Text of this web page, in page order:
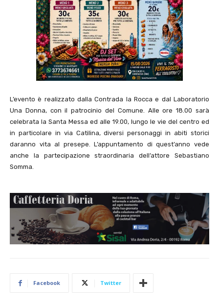
L’evento è realizzato dalla Contrada la Rocca e dal Laboratorio
Una Donna, con il patrocinio del Comune. Alle ore 18.00 sarà
celebrata la Santa Messa ed alle 19.00, lungo le vie del centro ed
in particolare in via Catilina, diversi personaggi in abiti storici
daranno vita al presepe. L’appuntamento di quest’anno vede
anche la partecipazione straordinaria dell’attore Sebastiano
Somma.
Facebook Twitter